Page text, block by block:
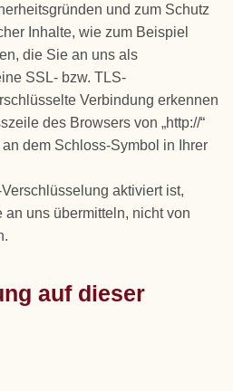
und zum Schutz
Inhalte, wie zum Beispiel
die Sie an uns als
SSL- bzw. TLS-
Verbindung erkennen
des Browsers von „http://“
an dem Schloss-Symbol in Ihrer
aktiviert ist,
uns übermitteln, nicht von
auf dieser